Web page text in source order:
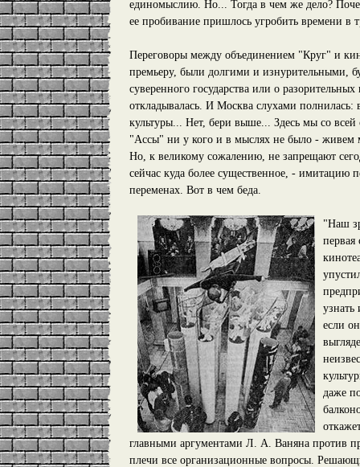
единомыслию. Но... Тогда в чем же дело?
ее пробивание пришлось угробить времени в
Переговоры между объединением "Круг" и
премьеру, были долгими и изнурительными,
суверенного государства или о
откладывалась. И Москва слухами
культуры... Нет, бери выше... Здесь мы со всей
"Ассы" ни у кого и в мыслях не было - живем
Но, к великому сожалению, не запрещают
сейчас куда более существенное, -
переменах. Вот в чем беда.
"Наш
если
даже
главными аргументами Л. А. Ваняна против
плечи все организационные вопросы.